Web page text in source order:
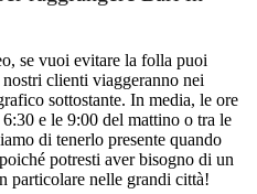
se vuoi evitare la folla puoi
clienti viaggeranno nei
sottostante. In media, le ore
e le 9:00 del mattino o tra le
di tenerlo presente quando
potresti aver bisogno di un
particolare nelle grandi città!